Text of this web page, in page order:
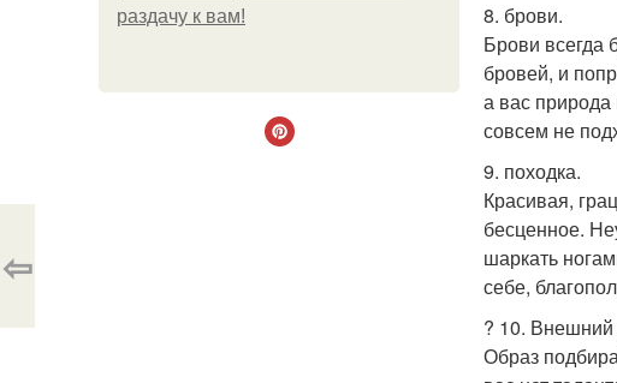
раздачу к вам!
8. брови.
Брови всегда
бровей, и
а вас природа
совсем не
9. походка.
Красивая,
бесценное.
шаркать
себе,
? 10. Внешний
Образ
⇦